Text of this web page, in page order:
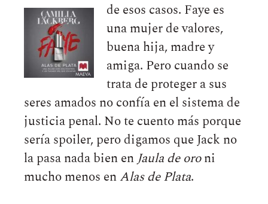
de esos casos. Faye es
una mujer de valores,
buena hija, madre y
amiga. Pero cuando se
trata de proteger a sus
seres amados no confía en el sistema de
justicia penal. No te cuento más porque
sería spoiler, pero digamos que Jack no
la pasa nada bien enJaula de oroni
mucho menos enAlas de Plata.